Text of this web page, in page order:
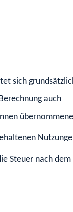
sich
auch
Steuer nach